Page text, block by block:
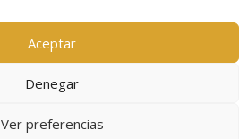
Aceptar
Denegar
Ver preferencias